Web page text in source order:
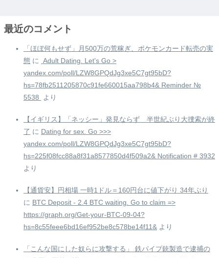
最近のコメント
「ほぼ何もせず」月500万の荒稼ぎ、ポケモンカード転売の実
態 に
️ Adult Dating. Let's Go >
yandex.com/poll/LZW8GPQdJg3xe5C7gt95bD?
hs=78fb2511205870c91fe660015aa798b4& Reminder №
5538 ️
より
【イギリス】「ネッシー」発見ならず 半世紀ぶり大捜索が終
了 に Dating for sex. Go >>>
yandex.com/poll/LZW8GPQdJg3xe5C7gt95bD?
hs=225f08fcc88a8f31a8577850d4f509a2& Notification # 3932
より
【通貨安】円相場 一時1ドル＝160円台に値下がり 34年ぶり
に BTC Deposit - 2.4 BTC waiting. Go to claim =>
https://graph.org/Get-your-BTC-09-04?
hs=8c55feee6bd16ef952be8c578be14f11& より
「こんな国にした奴らに攻撃する」 鉄パイプ銃製造で逮捕の